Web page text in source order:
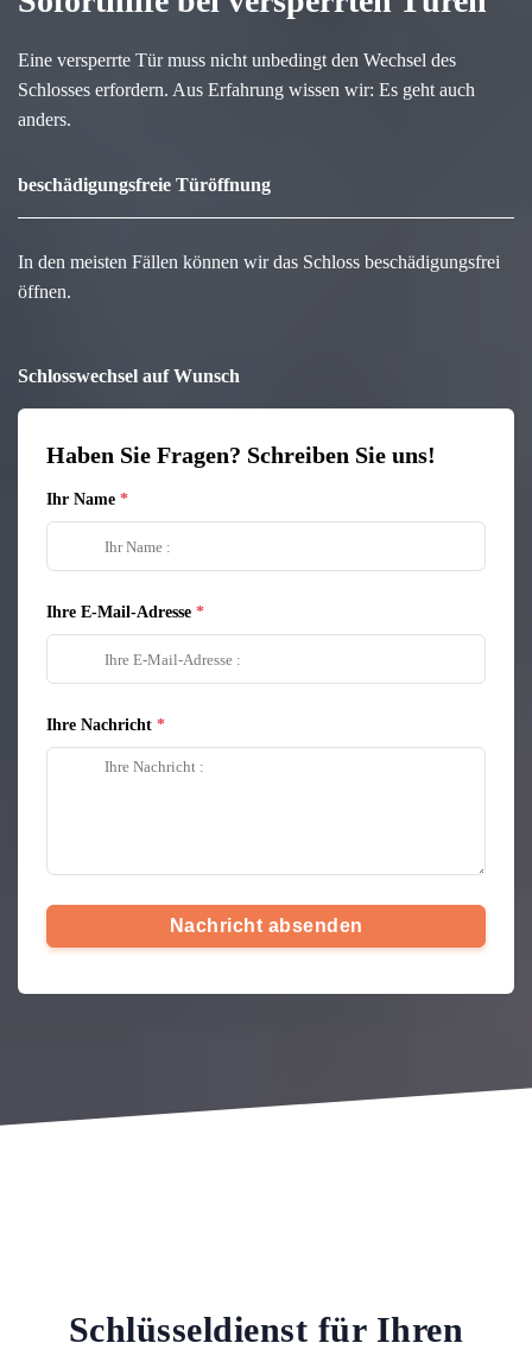
Eine versperrte Tür muss nicht unbedingt den Wechsel des
Schlosses erfordern. Aus Erfahrung wissen wir: Es geht auch
anders.
beschädigungsfreie Türöffnung
In den meisten Fällen können wir das Schloss beschädigungsfrei
öffnen.
Schlosswechsel auf Wunsch
Haben Sie Fragen? Schreiben Sie uns!
Ihr Name
Ihre E-Mail-Adresse
Ihre Nachricht
Nachricht absenden
Schlüsseldienst für Ihren